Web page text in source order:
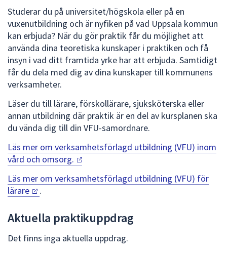
Studerar du på universitet/högskola eller på en
vuxenutbildning och är nyfiken på vad Uppsala kommun
kan erbjuda? När du gör praktik får du möjlighet att
använda dina teoretiska kunskaper i praktiken och få
insyn i vad ditt framtida yrke har att erbjuda. Samtidigt
får du dela med dig av dina kunskaper till kommunens
verksamheter.
Läser du till lärare, förskollärare, sjuksköterska eller
annan utbildning där praktik är en del av kursplanen ska
du vända dig till din VFU-samordnare.
Läs mer om verksamhetsförlagd utbildning (VFU) inom
vård och omsorg.
Läs mer om verksamhetsförlagd utbildning (VFU) för
lärare
.
Aktuella praktikuppdrag
Det finns inga aktuella uppdrag.